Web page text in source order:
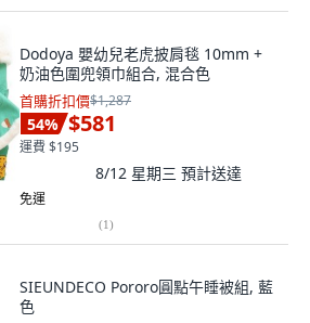
Dodoya 嬰幼兒老虎披肩毯 10mm +
奶油色圍兜領巾組合, 混合色
首購折扣價$1,287
54% $581
運費 $195
8/12 星期三 預計送達
免運
(1)
SIEUNDECO Pororo圓點午睡被組, 藍
色